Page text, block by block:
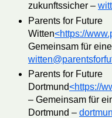
zukunftssicher –
Parents for Future
Witten<https://
Gemeinsam für
Parents for Future
Dortmund<https://
– Gemeinsam für
Dortmund –